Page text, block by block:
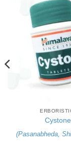
Cystone
(Pasanabheda,